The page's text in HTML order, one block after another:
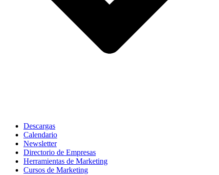
Descargas
Calendario
Newsletter
Directorio de Empresas
Herramientas de Marketing
Cursos de Marketing